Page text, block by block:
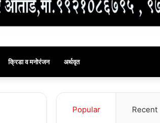
क्रिडा व मनोरंजन अर्थवृत
Popular Recent